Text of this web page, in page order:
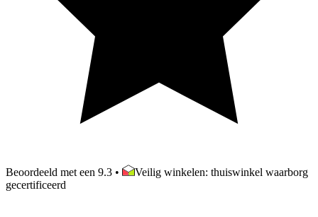
Beoordeeld met een 9.3 •
Veilig winkelen: thuiswinkel waarborg
gecertificeerd